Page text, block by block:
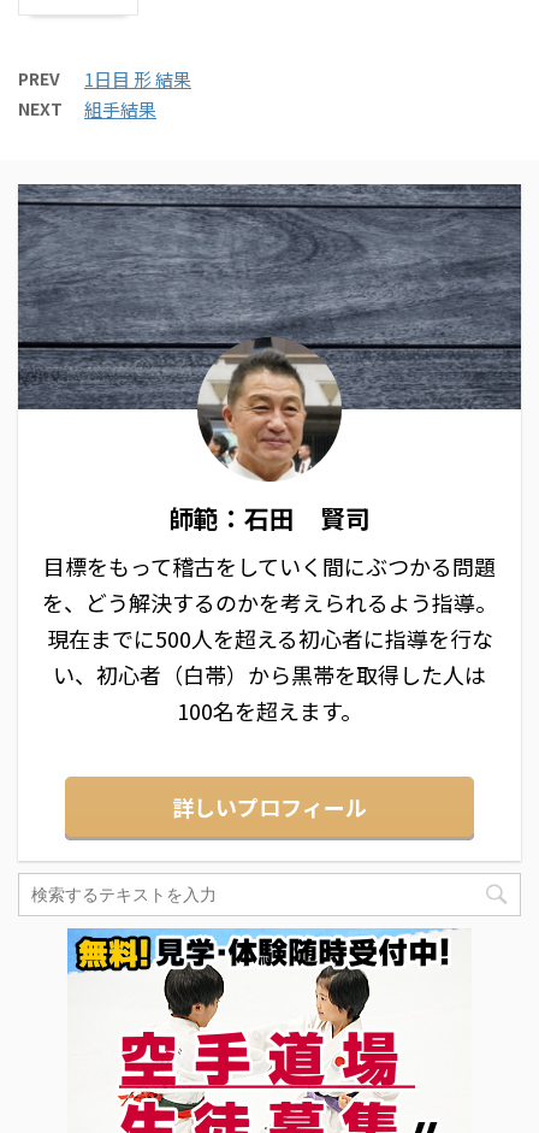
PREV 1日目 形 結果
NEXT 組手結果
師範：石田 賢司
目標をもって稽古をしていく間にぶつかる問題
を、どう解決するのかを考えられるよう指導。
現在までに500人を超える初心者に指導を行な
い、初心者（白帯）から黒帯を取得した人は
100名を超えます。
詳しいプロフィール